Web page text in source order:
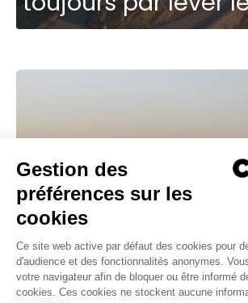
Top 10 des plus
adresses de
bord de mer en